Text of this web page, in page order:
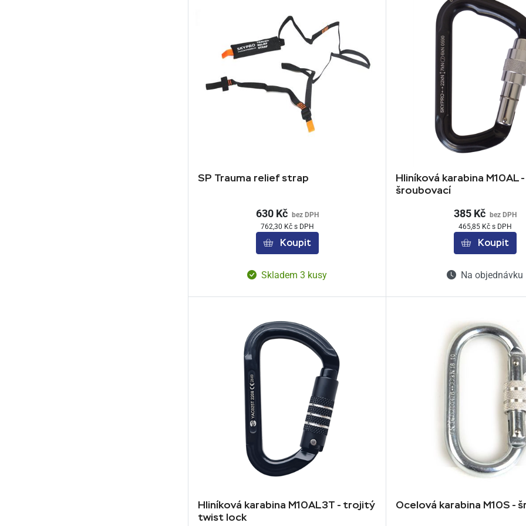
SP Trauma relief strap
630 Kč
bez DPH
762,30 Kč s DPH
Koupit
Skladem 3 kusy
Hliníková karabina M10AL -
šroubovací
385 Kč
bez DPH
465,85 Kč s DPH
Koupit
Na objednávku
Hliníková karabina M10AL3T - trojitý
twist lock
Ocelová karabina M10S -